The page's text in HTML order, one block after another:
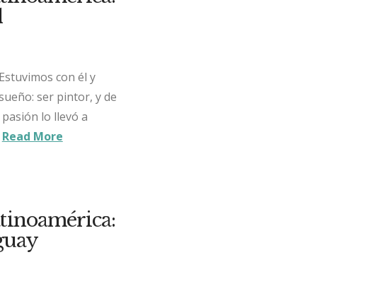
con él y
ser pintor, y de
lo llevó a
Read More